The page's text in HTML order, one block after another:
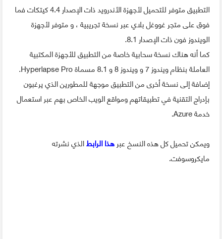
التطبيق متوفر للتحميل لأجهزة الأندرويد ذات الإصدار 4.4 كيتكات فما
فوق على متجر غووغل بلاي عبر نسخة تجريبية ، و متوفر لأجهزة
الويندوز فون ذات الإصدار 8.1.
كما أنه هناك نسخة سحابية خاصة من التطبيق للأجهزة المكتبية
العاملة بنظام ويندوز 7 و ويندوز 8 و 8.1 مسماة Hyperlapse Pro.
إضافة إلى نسخة أخرى من التطبيق موجهة للمطورين الذي يرغبون
بإدراج التقنية في تطبيقاتهم ومواقع الويب الخاص بهم عبر استعمال
خدمة Azure.
ويمكن تحميل كل هذه النسخ عبرهذا الرابطالذي نشرته
مايكروسوفت.